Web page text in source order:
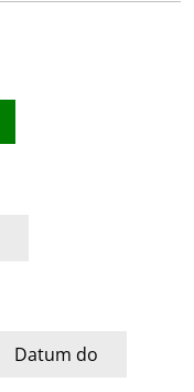
Datum do